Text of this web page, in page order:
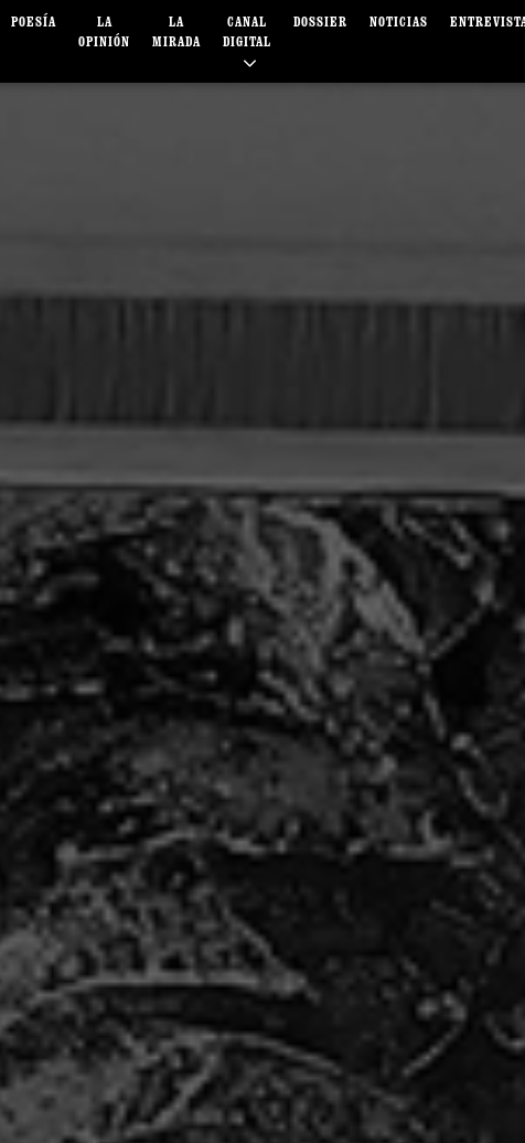
POESÍA
LA
OPINIÓN
LA
MIRADA
CANAL
DIGITAL
DOSSIER NOTICIAS